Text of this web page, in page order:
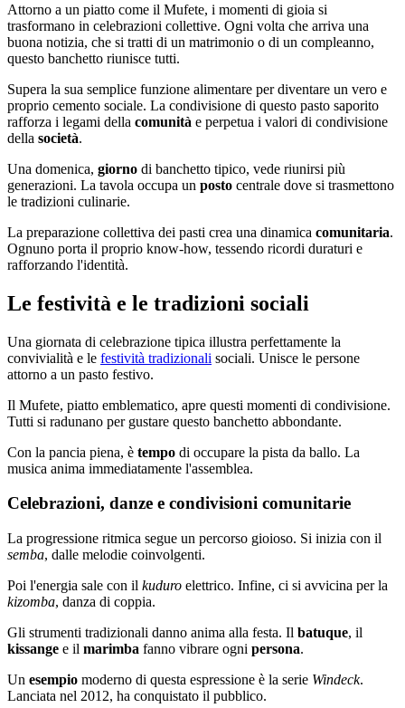
Attorno a un piatto come il Mufete, i momenti di gioia si
trasformano in celebrazioni collettive. Ogni volta che arriva una
buona notizia, che si tratti di un matrimonio o di un compleanno,
questo banchetto riunisce tutti.
Supera la sua semplice funzione alimentare per diventare un vero e
proprio cemento sociale. La condivisione di questo pasto saporito
rafforza i legami della comunità e perpetua i valori di condivisione
della società.
Una domenica, giorno di banchetto tipico, vede riunirsi più
generazioni. La tavola occupa un posto centrale dove si trasmettono
le tradizioni culinarie.
La preparazione collettiva dei pasti crea una dinamica comunitaria.
Ognuno porta il proprio know-how, tessendo ricordi duraturi e
rafforzando l'identità.
Le festività e le tradizioni sociali
Una giornata di celebrazione tipica illustra perfettamente la
convivialità e le festività tradizionali sociali. Unisce le persone
attorno a un pasto festivo.
Il Mufete, piatto emblematico, apre questi momenti di condivisione.
Tutti si radunano per gustare questo banchetto abbondante.
Con la pancia piena, è tempo di occupare la pista da ballo. La
musica anima immediatamente l'assemblea.
Celebrazioni, danze e condivisioni comunitarie
La progressione ritmica segue un percorso gioioso. Si inizia con il
semba, dalle melodie coinvolgenti.
Poi l'energia sale con il kuduro elettrico. Infine, ci si avvicina per la
kizomba, danza di coppia.
Gli strumenti tradizionali danno anima alla festa. Il batuque, il
kissange e il marimba fanno vibrare ogni persona.
Un esempio moderno di questa espressione è la serie Windeck.
Lanciata nel 2012, ha conquistato il pubblico.